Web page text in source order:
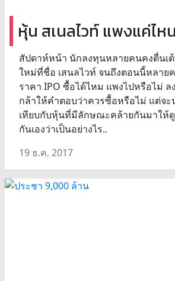
หุ้น สเนลไวท์ แพงแค่ไห
สัปดาห์หน้า นักลงทุนหลายคนคงตื่นเ
ใหม่ที่ชื่อ เสนลไวท์ จนถึงตอนนี้หลาย
ราคา IPO ซื้อได้ไหม แพงไปหรือไม่
กล้าให้คำตอบว่าควรซื้อหรือไม่ แต่จะ
เทียบกับหุ้นที่มีลักษณะคล้ายกันมาให้
กันเองว่าเป็นอย่างไร..
19 ธ.ค. 2017